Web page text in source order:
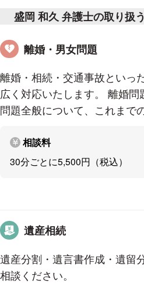
ご希望の日時や相談内容の概
２ 法律相談
ご予約の日時に、当事務所に
弁護士が、面談で詳しい事情
提示いたします。
※法律相談料は、30分ごとに
３ ご依頼
法律相談の結果、相手方と
また、事件処理に要する費用
いただきます。
盛岡 和久 弁護士の取り扱
離婚・男女問題
離婚・相続・交通事故といっ
広く対応いたします。 離婚
問題全般について、これまで
相談料
30分ごとに5,500円（税込）
遺産相続
遺産分割・遺言書作成・遺留
相談ください。